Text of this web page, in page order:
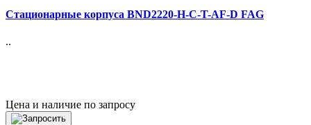
Стационарные корпуса BND2220-H-C-T-AF-D FAG
..
Цена и наличие по запросу